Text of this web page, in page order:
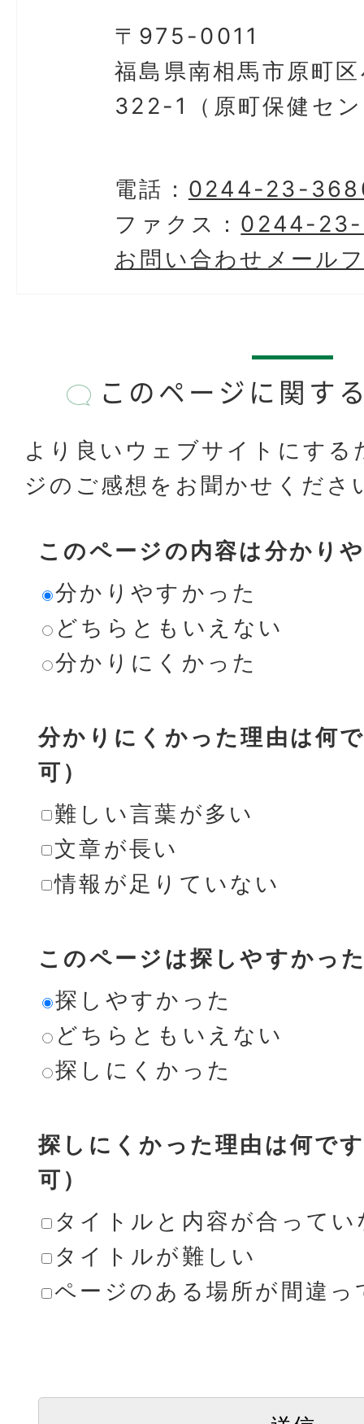
〒975-0011
福島県南相馬市原町
322-1（原町保健セ
電話： 0244-23-
ファクス： 0244-
お問い合わせメール
このページに関す
より良いウェブサイトにする
ジのご感想をお聞かせくださ
このページの内容は分かり
分かりやすかった
どちらともいえない
分かりにくかった
分かりにくかった理由は何
可）
難しい言葉が多い
文章が長い
情報が足りていない
このページは探しやすかっ
探しやすかった
どちらともいえない
探しにくかった
探しにくかった理由は何で
可）
タイトルと内容が合ってい
タイトルが難しい
ページのある場所が間違っ